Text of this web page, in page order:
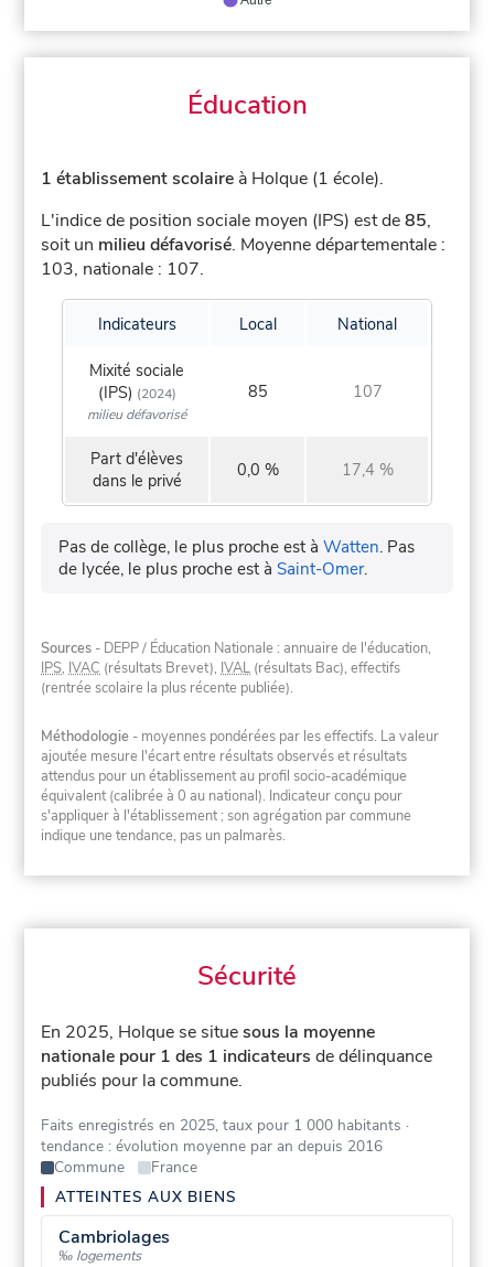
Éducation
1 établissement scolaire à Holque (1 école).
L'indice de position sociale moyen (IPS) est de85,
soit un milieu défavorisé. Moyenne départementale :
103, nationale : 107.
Indicateurs Local National
Mixité sociale
(IPS) (2024)
milieu défavorisé
85 107
Part d'élèves
dans le privé
0,0 % 17,4 %
Pas de collège, le plus proche est àWatten. Pas
de lycée, le plus proche est àSaint-Omer.
Sources - DEPP / Éducation Nationale : annuaire de l'éducation,
IPS, IVAC (résultats Brevet), IVAL (résultats Bac), effectifs
(rentrée scolaire la plus récente publiée).
Méthodologie - moyennes pondérées par les effectifs. La valeur
ajoutée mesure l'écart entre résultats observés et résultats
attendus pour un établissement au profil socio-académique
équivalent (calibrée à 0 au national). Indicateur conçu pour
s'appliquer à l'établissement ; son agrégation par commune
indique une tendance, pas un palmarès.
Sécurité
En 2025, Holque se situesous la moyenne
nationale pour 1 des 1 indicateurs de délinquance
publiés pour la commune.
Faits enregistrés en 2025, taux pour 1 000 habitants ·
tendance : évolution moyenne par an depuis 2016
Commune
France
ATTEINTES AUX BIENS
Cambriolages
‰ logements